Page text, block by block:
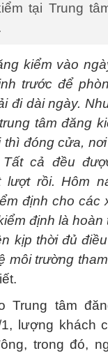
tại Trung
kiểm vào
trước để
đi dài ngày.
tâm đăng
đóng cửa,
cả đều
lượt rồi. Hôm
định cho các
định là hoàn
kịp thời đủ
môi trường
Trung tâm
lượng khách
trong đó,